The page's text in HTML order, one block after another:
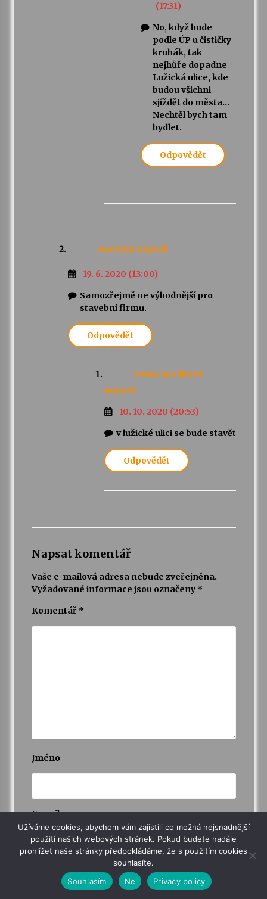
(17:31)
No, když bude
podle ÚP u čističky
kruhák, tak
nejhůře dopadne
Lužická ulice, kde
budou všichni
sjíždět do města…
Nechtěl bych tam
bydlet.
Odpovědět
Anonym napsal:
19. 6. 2020 (13:00)
Samozřejmě ne výhodnější pro
stavební firmu.
Odpovědět
leona nováková
napsal:
10. 10. 2020 (20:53)
v lužické ulici se bude stavět
Odpovědět
Napsat komentář
Vaše e-mailová adresa nebude zveřejněna.
Vyžadované informace jsou označeny *
Komentář *
Jméno
E-mail
Webová stránka
Užíváme cookies, abychom vám zajistili co možná nejsnadnější
použití našich webových stránek. Pokud budete nadále
prohlížet naše stránky předpokládáme, že s použitím cookies
souhlasíte.
Souhlasím
Ne Privacy policy